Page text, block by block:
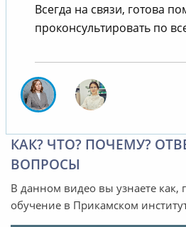
Всегда на связи, готова
проконсультировать по
КАК? ЧТО? ПОЧЕМУ?
ВОПРОСЫ
В данном видео вы узнаете как,
обучение в Прикамском